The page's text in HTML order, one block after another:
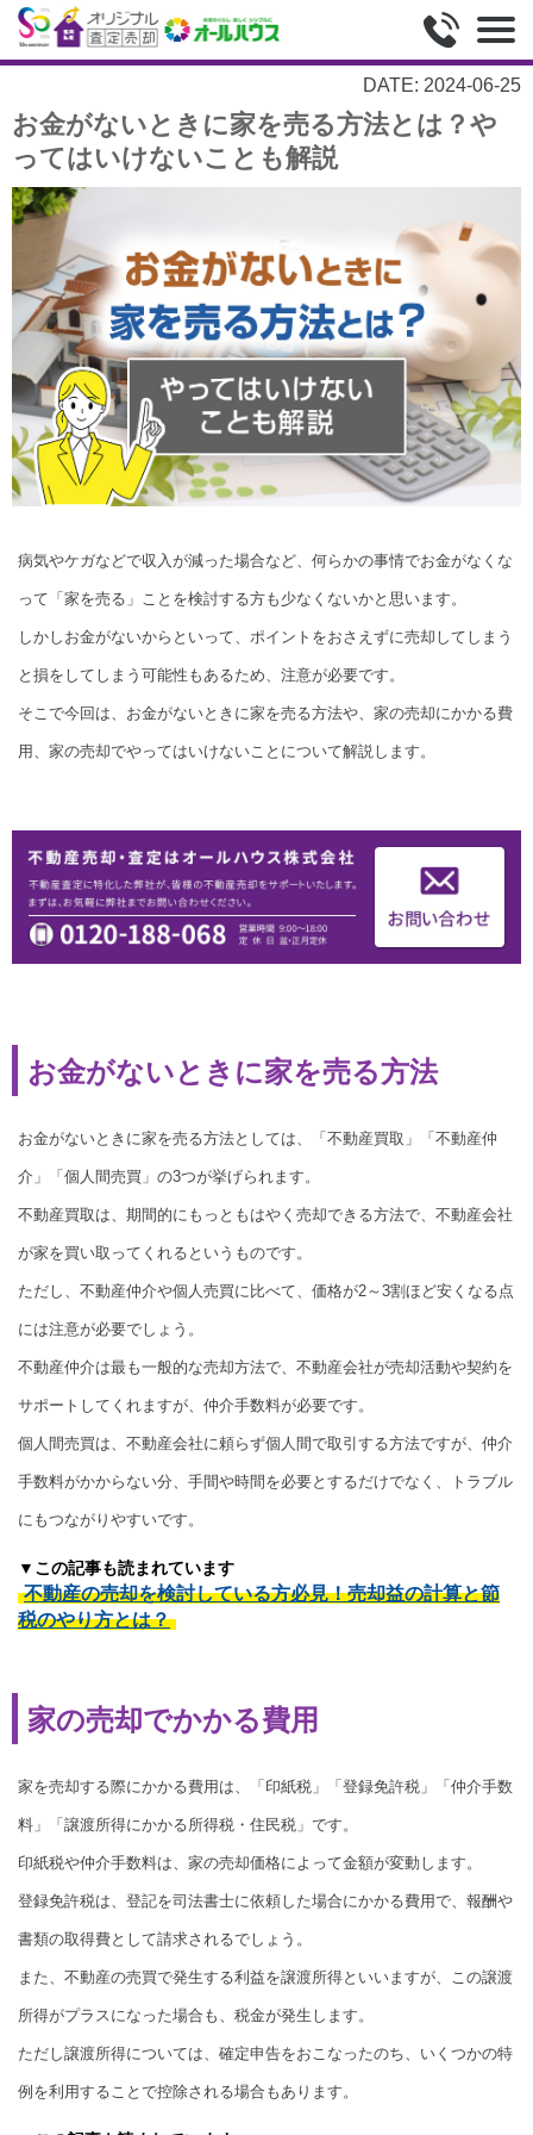
DATE: 2024-06-25
お金がないときに家を売る方法とは？や
ってはいけないことも解説
病気やケガなどで収入が減った場合など、何らかの事情でお金がなくな
って「家を売る」ことを検討する方も少なくないかと思います。
しかしお金がないからといって、ポイントをおさえずに売却してしまう
と損をしてしまう可能性もあるため、注意が必要です。
そこで今回は、お金がないときに家を売る方法や、家の売却にかかる費
用、家の売却でやってはいけないことについて解説します。
お金がないときに家を売る方法
お金がないときに家を売る方法としては、「不動産買取」「不動産仲
介」「個人間売買」の3つが挙げられます。
不動産買取は、期間的にもっともはやく売却できる方法で、不動産会社
が家を買い取ってくれるというものです。
ただし、不動産仲介や個人売買に比べて、価格が2～3割ほど安くなる点
には注意が必要でしょう。
不動産仲介は最も一般的な売却方法で、不動産会社が売却活動や契約を
サポートしてくれますが、仲介手数料が必要です。
個人間売買は、不動産会社に頼らず個人間で取引する方法ですが、仲介
手数料がかからない分、手間や時間を必要とするだけでなく、トラブル
にもつながりやすいです。
▼この記事も読まれています
不動産の売却を検討している方必見！売却益の計算と節
税のやり方とは？
家の売却でかかる費用
家を売却する際にかかる費用は、「印紙税」「登録免許税」「仲介手数
料」「譲渡所得にかかる所得税・住民税」です。
印紙税や仲介手数料は、家の売却価格によって金額が変動します。
登録免許税は、登記を司法書士に依頼した場合にかかる費用で、報酬や
書類の取得費として請求されるでしょう。
また、不動産の売買で発生する利益を譲渡所得といいますが、この譲渡
所得がプラスになった場合も、税金が発生します。
ただし譲渡所得については、確定申告をおこなったのち、いくつかの特
例を利用することで控除される場合もあります。